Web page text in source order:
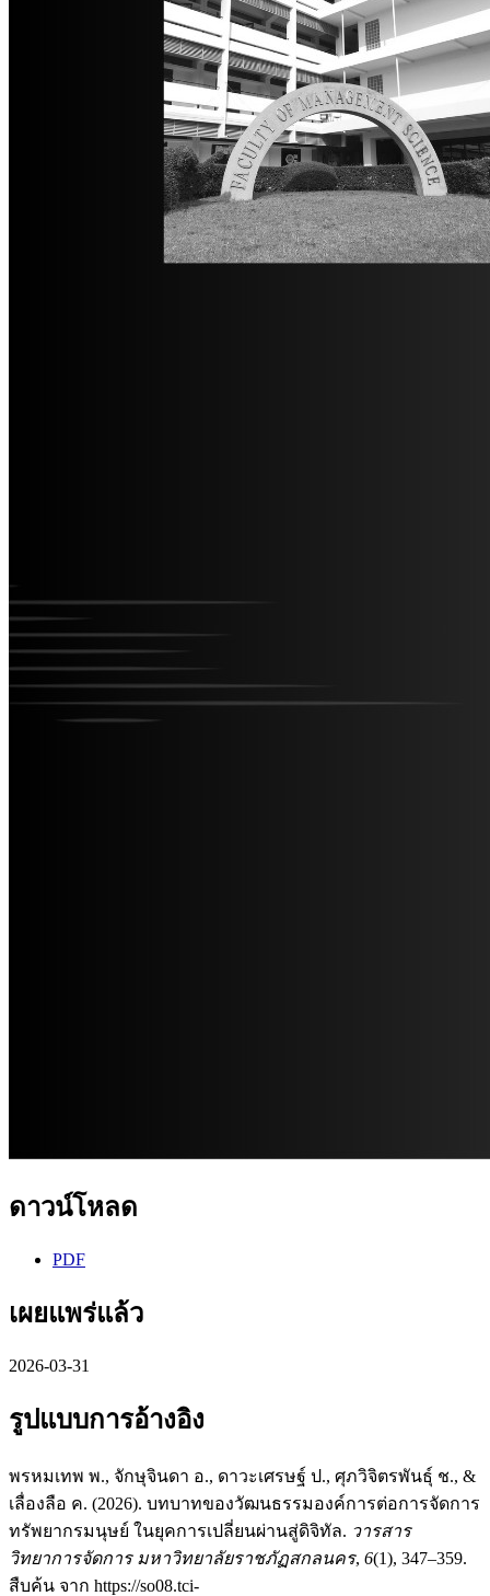
ดาวน์โหลด
PDF
เผยแพร่แล้ว
2026-03-31
รูปแบบการอ้างอิง
พรหมเทพ พ., จักษุจินดา อ., ดาวะเศรษฐ์ ป., ศุภวิจิตรพันธุ์ ช., &
เลื่องลือ ค. (2026). บทบาทของวัฒนธรรมองค์การต่อการจัดการ
ทรัพยากรมนุษย์ ในยุคการเปลี่ยนผ่านสู่ดิจิทัล. วารสาร
วิทยาการจัดการ มหาวิทยาลัยราชภัฏสกลนคร, 6(1), 347–359.
สืบค้น จาก https://so08.tci-